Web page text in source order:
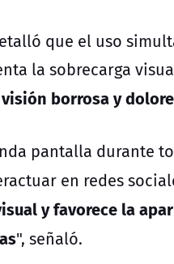
que el uso
la sobrecarga
borrosa y
pantalla durante
en redes
y favorece la
", señaló.